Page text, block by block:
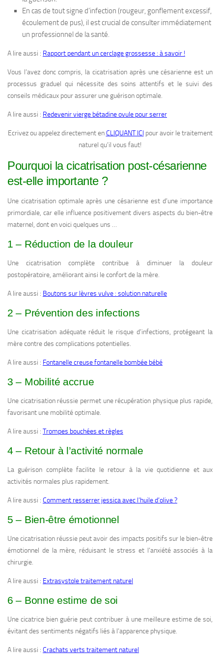
En cas de tout signe d’infection (rougeur, gonflement excessif,
écoulement de pus), il est crucial de consulter immédiatement
un professionnel de la santé.
A lire aussi : Rapport pendant un cerclage grossesse : à savoir !
Vous l’avez donc compris, la cicatrisation après une césarienne est un
processus graduel qui nécessite des soins attentifs et le suivi des
conseils médicaux pour assurer une guérison optimale.
A lire aussi : Redevenir vierge bétadine ovule pour serrer
Ecrivez ou appelez directement enCLIQUANT ICI pour avoir le traitement
naturel qu’il vous faut!
Pourquoi la cicatrisation post-césarienne
est-elle importante ?
Une cicatrisation optimale après une césarienne est d’une importance
primordiale, car elle influence positivement divers aspects du bien-être
maternel, dont en voici quelques uns …
1 – Réduction de la douleur
Une cicatrisation complète contribue à diminuer la douleur
postopératoire, améliorant ainsi le confort de la mère.
A lire aussi : Boutons sur lèvres vulve : solution naturelle
2 – Prévention des infections
Une cicatrisation adéquate réduit le risque d’infections, protégeant la
mère contre des complications potentielles.
A lire aussi : Fontanelle creuse fontanelle bombée bébé
3 – Mobilité accrue
Une cicatrisation réussie permet une récupération physique plus rapide,
favorisant une mobilité optimale.
A lire aussi : Trompes bouchées et règles
4 – Retour à l’activité normale
La guérison complète facilite le retour à la vie quotidienne et aux
activités normales plus rapidement.
A lire aussi : Comment resserrer jessica avec l’huile d’olive ?
5 – Bien-être émotionnel
Une cicatrisation réussie peut avoir des impacts positifs sur le bien-être
émotionnel de la mère, réduisant le stress et l’anxiété associés à la
chirurgie.
A lire aussi : Extrasystole traitement naturel
6 – Bonne estime de soi
Une cicatrice bien guérie peut contribuer à une meilleure estime de soi,
évitant des sentiments négatifs liés à l’apparence physique.
A lire aussi : Crachats verts traitement naturel